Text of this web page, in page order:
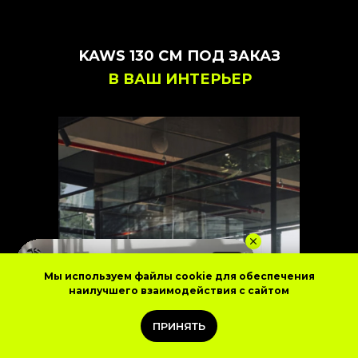
KAWS 130 СМ ПОД ЗАКАЗ
В ВАШ ИНТЕРЬЕР
Мы используем файлы cookie для обеспечения
наилучшего взаимодействия с сайтом
ПРИНЯТЬ